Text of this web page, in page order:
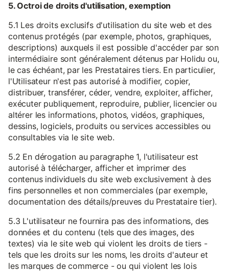
5. Octroi de droits d'utilisation, exemption
5.1 Les droits exclusifs d'utilisation du site web et des
contenus protégés (par exemple, photos, graphiques,
descriptions) auxquels il est possible d'accéder par son
intermédiaire sont généralement détenus par Holidu ou,
le cas échéant, par les Prestataires tiers. En particulier,
l'Utilisateur n'est pas autorisé à modifier, copier,
distribuer, transférer, céder, vendre, exploiter, afficher,
exécuter publiquement, reproduire, publier, licencier ou
altérer les informations, photos, vidéos, graphiques,
dessins, logiciels, produits ou services accessibles ou
consultables via le site web.
5.2 En dérogation au paragraphe 1, l'utilisateur est
autorisé à télécharger, afficher et imprimer des
contenus individuels du site web exclusivement à des
fins personnelles et non commerciales (par exemple,
documentation des détails/preuves du Prestataire tier).
5.3 L'utilisateur ne fournira pas des informations, des
données et du contenu (tels que des images, des
textes) via le site web qui violent les droits de tiers -
tels que les droits sur les noms, les droits d'auteur et
les marques de commerce - ou qui violent les lois